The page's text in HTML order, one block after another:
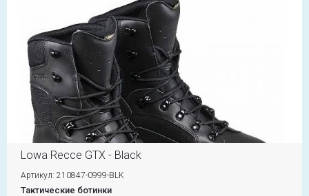
Lowa Recce GTX - Black
Артикул: 210847-0999-BLK
Тактические ботинки